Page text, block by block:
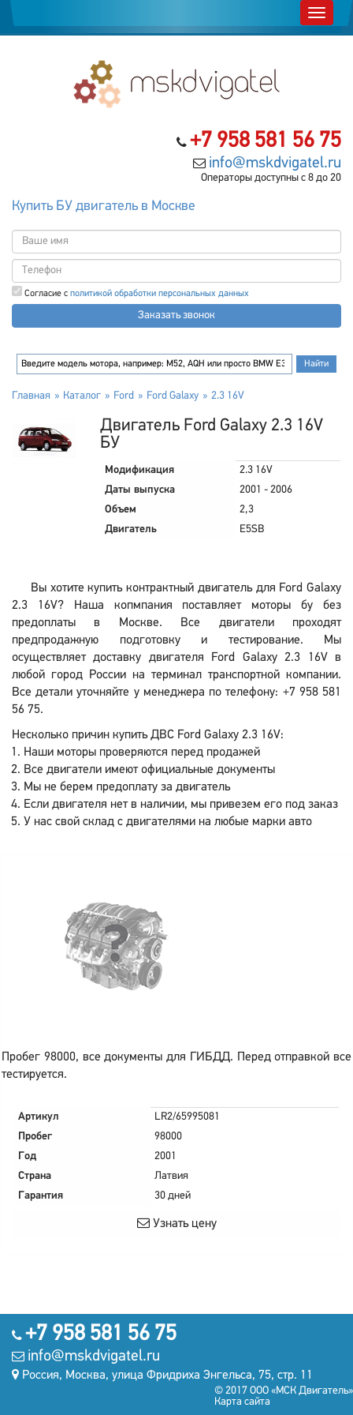
+7 958 581 56 75
info@mskdvigatel.ru
Операторы доступны с 8 до 20
Купить БУ двигатель в Москве
Согласие с политикой обработки персональных данных
Заказать звонок
Главная Каталог Ford Ford Galaxy 2.3 16V
Двигатель Ford Galaxy 2.3 16V
БУ
Модификация
2.3 16V
Даты выпуска
2001 - 2006
Объем
2,3
Двигатель
E5SB
Вы хотите купить контрактный двигатель для Ford Galaxy
2.3 16V? Наша копмпания поставляет моторы бу без
предоплаты в Москве. Все двигатели проходят
предпродажную подготовку и тестирование. Мы
осуществляет доставку двигателя Ford Galaxy 2.3 16V в
любой город России на терминал транспортной компании.
Все детали уточняйте у менеджера по телефону: +7 958 581
56 75.
Несколько причин купить ДВС Ford Galaxy 2.3 16V:
Наши моторы проверяются перед продажей
Все двигатели имеют официальные документы
Мы не берем предоплату за двигатель
Если двигателя нет в наличии, мы привезем его под заказ
У нас свой склад с двигателями на любые марки авто
Пробег 98000, все документы для ГИБДД. Перед отправкой все
тестируется.
Артикул
LR2/65995081
Пробег
98000
Год
2001
Страна
Латвия
Гарантия
30 дней
Узнать цену
+7 958 581 56 75
info@mskdvigatel.ru
Россия, Москва, улица Фридриха Энгельса, 75, стр. 11
© 2017 ООО «МСК Двигатель»
Карта сайта